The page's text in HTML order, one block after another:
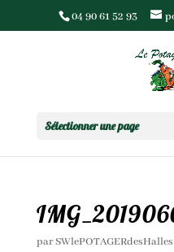
04 90 61 52 93
Sélectionner une page
parSWlePOTAGERdesHalles